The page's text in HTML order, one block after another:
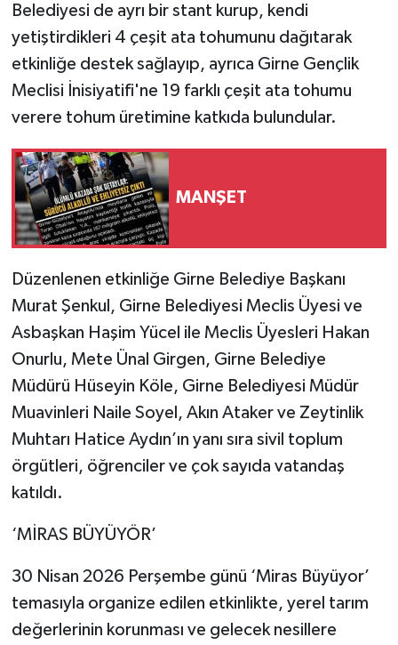
Belediyesi de ayrı bir stant kurup, kendi
yetiştirdikleri 4 çeşit ata tohumunu dağıtarak
etkinliğe destek sağlayıp, ayrıca Girne Gençlik
Meclisi İnisiyatifi'ne 19 farklı çeşit ata tohumu
verere tohum üretimine katkıda bulundular.
MANŞET
Düzenlenen etkinliğe Girne Belediye Başkanı
Murat Şenkul, Girne Belediyesi Meclis Üyesi ve
Asbaşkan Haşim Yücel ile Meclis Üyesleri Hakan
Onurlu, Mete Ünal Girgen, Girne Belediye
Müdürü Hüseyin Köle, Girne Belediyesi Müdür
Muavinleri Naile Soyel, Akın Ataker ve Zeytinlik
Muhtarı Hatice Aydın’ın yanı sıra sivil toplum
örgütleri, öğrenciler ve çok sayıda vatandaş
katıldı.
‘MİRAS BÜYÜYÖR’
30 Nisan 2026 Perşembe günü ‘Miras Büyüyor’
temasıyla organize edilen etkinlikte, yerel tarım
değerlerinin korunması ve gelecek nesillere